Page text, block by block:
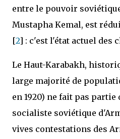
entre le pouvoir
Mustapha Kemal, est
[2] : c'est l'état actuel des
Le Haut-Karabakh,
large majorité de
en 1920) ne fait pas partie
socialiste soviétique
vives contestations des